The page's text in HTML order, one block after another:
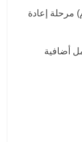
الفترة بين عاميّ (1945م) إلىٰ (1955م) مرحلة إعادة
أضافية